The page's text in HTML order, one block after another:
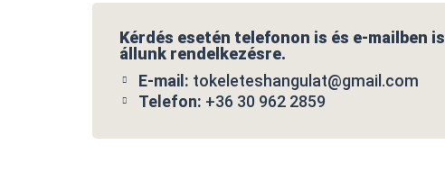
Kérdés esetén telefonon is és e-mailben is
állunk rendelkezésre.
E-mail: tokeleteshangulat@gmail.com
Telefon: +36 30 962 2859